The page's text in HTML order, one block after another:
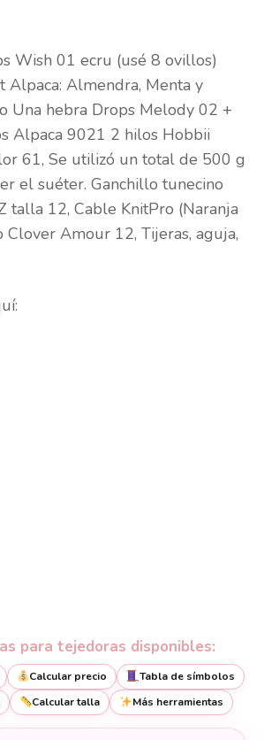
Wish 01 ecru (usé 8 ovillos)
Alpaca: Almendra, Menta y
Una hebra Drops Melody 02 +
Alpaca 9021 2 hilos Hobbii
61, Se utilizó un total de 500 g
el suéter. Ganchillo tunecino
talla 12, Cable KnitPro (Naranja
Clover Amour 12, Tijeras, aguja,
para tejedoras disponibles:
Calcular precio
Tabla de símbolos
Calcular talla Más herramientas